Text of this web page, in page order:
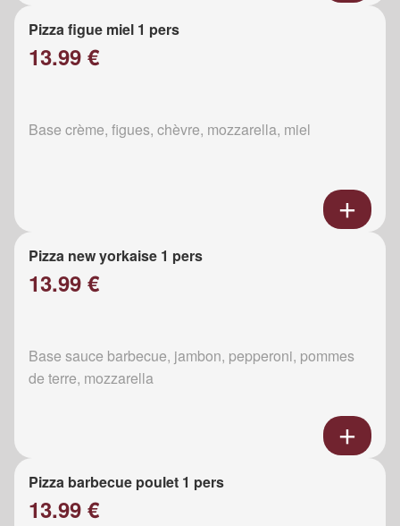
Pizza figue miel 1 pers
13.99 €
Base crème, figues, chèvre, mozzarella, miel
Pizza new yorkaise 1 pers
13.99 €
Base sauce barbecue, jambon, pepperoni, pommes
de terre, mozzarella
Pizza barbecue poulet 1 pers
13.99 €